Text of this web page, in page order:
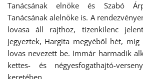
Tanácsának elnöke és Szabó
Tanácsának alelnöke is. A
lovasa áll rajthoz, tizenkilenc
jegyeztek, Hargita megyéből hét,
lovas nevezett be. Immár harmadik
kettes- és négyesfogathajtó-
keretében.